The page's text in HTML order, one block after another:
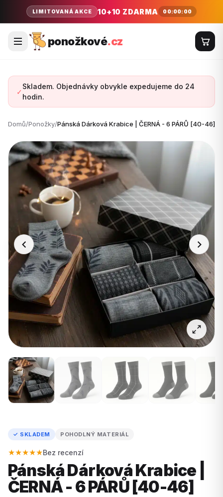
LIMITOVANÁ AKCE 10+10 ZDARMA 00:00:00
ponožkové.cz
✓
Skladem. Objednávky obvykle expedujeme do 24
hodin.
Domů/Ponožky/Pánská Dárková Krabice | ČERNÁ - 6 PÁRŮ [40-46]
✓ SKLADEM POHODLNÝ MATERIÁL
★★★★★Bez recenzí
Pánská Dárková Krabice |
ČERNÁ - 6 PÁRŮ [40-46]